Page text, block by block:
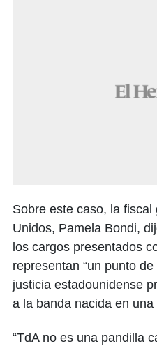
Sobre este caso, la
Unidos, Pamela Bondi,
los cargos presentados
representan “un punto
justicia estadounidense
a la banda nacida en
“TdA no es una pandilla